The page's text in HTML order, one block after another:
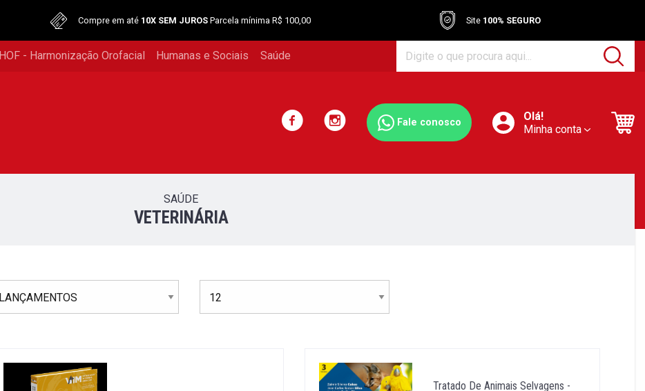
Compre em até 10X SEM JUROS Parcela mínima R$ 100,00 Site 100% SEGURO
HOF - Harmonização Orofacial Humanas e Sociais Saúde
Fale conosco
Olá!
Minha conta
SAÚDE
VETERINÁRIA
Tratado De Animais Selvagens -